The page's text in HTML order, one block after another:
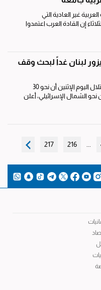
غير العادية التي
إن القادة العرب اعتمدوا
وأضاف البيان أن أي محاولات
لبنان غداً لبحث وقف
في حين أعلن جيش الاحتلال اليوم الإثنين أن نحو 30
الشمال الإسرائيلي، أعلن
جنوبي بلدة الخيام في جنوب
216
217